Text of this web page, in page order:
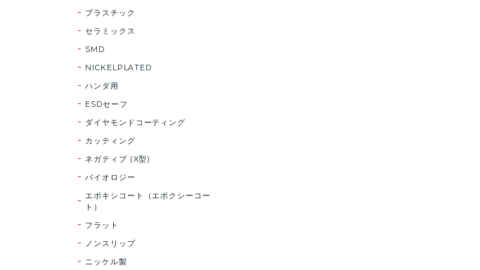
プラスチック
セラミックス
SMD
NICKELPLATED
ハンダ用
ESDセーフ
ダイヤモンドコーティング
カッティング
ネガティブ (X型)
バイオロジー
エポキシコート（エポクシーコー
ト）
フラット
ノンスリップ
ニッケル製